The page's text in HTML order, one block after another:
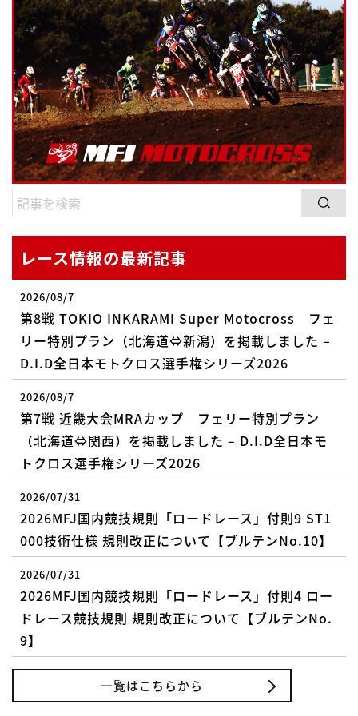
レース情報の最新記事
2026/08/7
第8戦 TOKIO INKARAMI Super Motocross フェ
リー特別プラン（北海道⇔新潟）を掲載しました –
D.I.D全日本モトクロス選手権シリーズ2026
2026/08/7
第7戦 近畿大会MRAカップ フェリー特別プラン
（北海道⇔関西）を掲載しました – D.I.D全日本モ
トクロス選手権シリーズ2026
2026/07/31
2026MFJ国内競技規則「ロードレース」付則9 ST1
000技術仕様 規則改正について【ブルテンNo.10】
2026/07/31
2026MFJ国内競技規則「ロードレース」付則4 ロー
ドレース競技規則 規則改正について【ブルテンNo.
9】
一覧はこちらから